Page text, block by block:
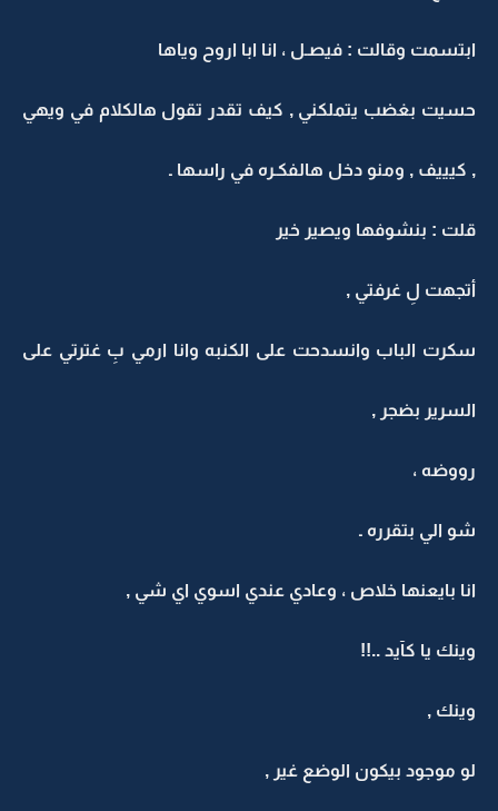
ابتسمت وقالت : فيصـل ، انا ابا اروح وياها
حسيت بغضب يتملكني , كيف تقدر تقول هالكلام في ويهي
, كيييف , ومنو دخل هالفكـره في راسها ـ
قلت : بنشوفها ويصير خير
أتجهت لِ غرفتي ,
سكرت الباب وانسدحت على الكنبه وانا ارمي بِ غترتي على
السرير بضجر ,
رووضه ،
شو الي بتقرره ـ
انا بايعنها خلاص ، وعادي عندي اسوي اي شي ,
وينك يا كآيد ..!!
وينك ,
لو موجود بيكون الوضع غير ,